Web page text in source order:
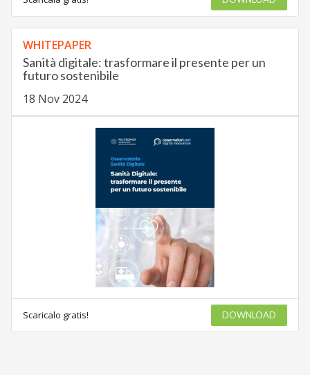
WHITEPAPER
Sanità digitale: trasformare il presente per un
futuro sostenibile
18 Nov 2024
Scaricalo gratis! DOWNLOAD